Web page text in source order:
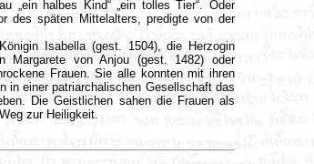
„ein halbes Kind“ „ein tolles Tier“. Oder
des späten Mittelalters, predigte von der
Isabella (gest. 1504), die Herzogin
Margarete von Anjou (gest. 1482) oder
Frauen. Sie alle konnten mit ihren
in einer patriarchalischen Gesellschaft das
Die Geistlichen sahen die Frauen als
zur Heiligkeit.